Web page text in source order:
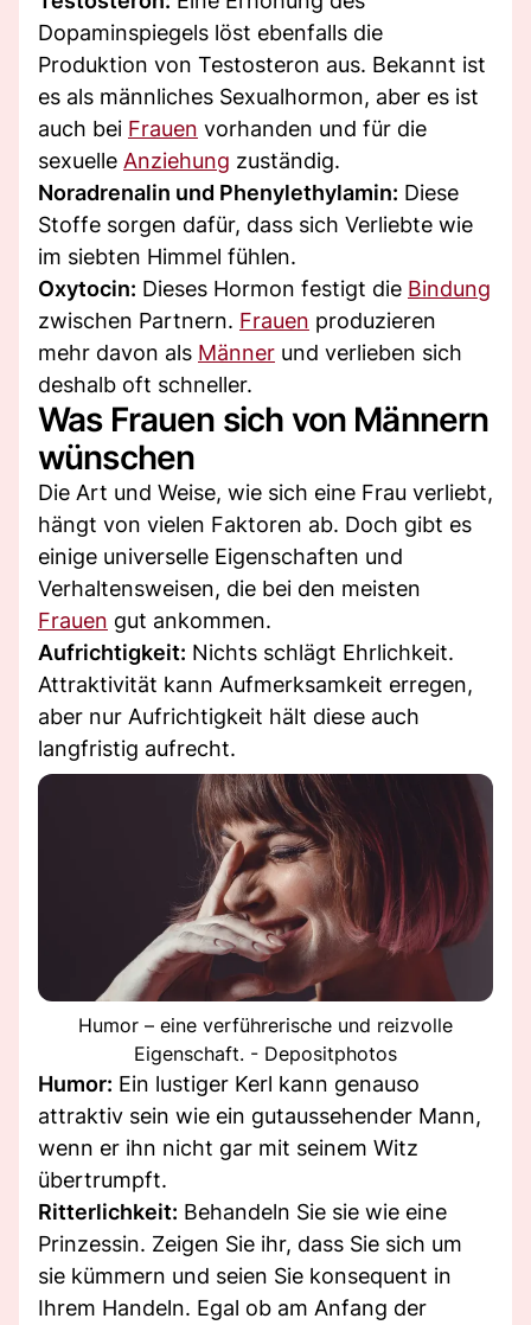
Dopaminspiegels löst ebenfalls die
Produktion von Testosteron aus. Bekannt ist
es als männliches Sexualhormon, aber es ist
auch bei Frauen vorhanden und für die
sexuelle Anziehung zuständig.
Noradrenalin und Phenylethylamin: Diese
Stoffe sorgen dafür, dass sich Verliebte wie
im siebten Himmel fühlen.
Oxytocin: Dieses Hormon festigt die Bindung
zwischen Partnern. Frauen produzieren
mehr davon als Männer und verlieben sich
deshalb oft schneller.
Was Frauen sich von Männern
wünschen
Die Art und Weise, wie sich eine Frau verliebt,
hängt von vielen Faktoren ab. Doch gibt es
einige universelle Eigenschaften und
Verhaltensweisen, die bei den meisten
Frauen gut ankommen.
Aufrichtigkeit: Nichts schlägt Ehrlichkeit.
Attraktivität kann Aufmerksamkeit erregen,
aber nur Aufrichtigkeit hält diese auch
langfristig aufrecht.
Humor – eine verführerische und reizvolle
Eigenschaft. - Depositphotos
Humor: Ein lustiger Kerl kann genauso
attraktiv sein wie ein gutaussehender Mann,
wenn er ihn nicht gar mit seinem Witz
übertrumpft.
Ritterlichkeit: Behandeln Sie sie wie eine
Prinzessin. Zeigen Sie ihr, dass Sie sich um
sie kümmern und seien Sie konsequent in
Ihrem Handeln. Egal ob am Anfang der